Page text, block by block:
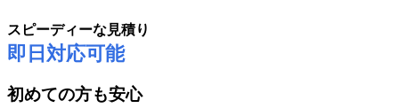
スピーディーな見積り
即日対応可能
初めての方も安心